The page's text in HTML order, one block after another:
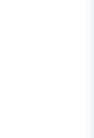
- se køberen og